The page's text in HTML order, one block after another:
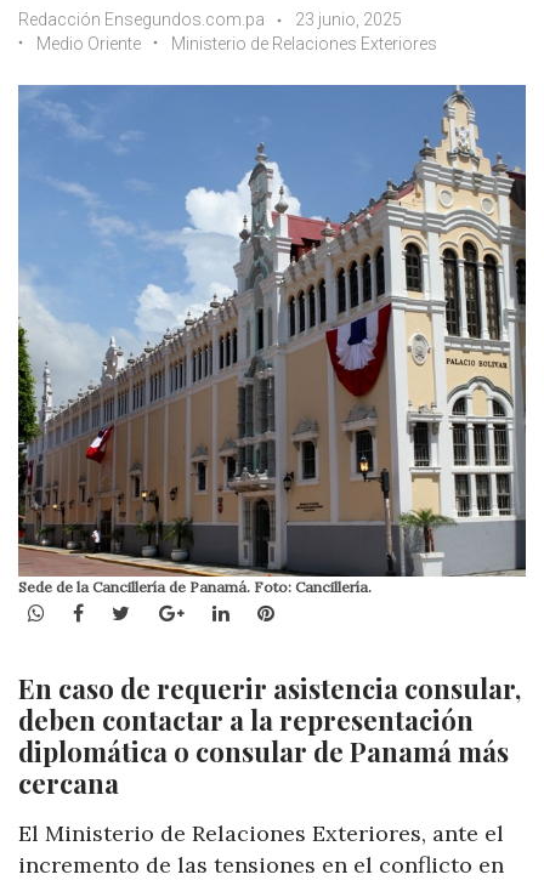
Redacción Ensegundos.com.pa
23 junio, 2025
Medio Oriente
Ministerio de Relaciones Exteriores
Sede de la Cancillería de Panamá. Foto: Cancillería.
WhatsApp
Facebook
TwitterGoogle+LinkedInPinterest
En caso de requerir asistencia consular,
deben contactar a la representación
diplomática o consular de Panamá más
cercana
El Ministerio de Relaciones Exteriores, ante el
incremento de las tensiones en el conflicto en